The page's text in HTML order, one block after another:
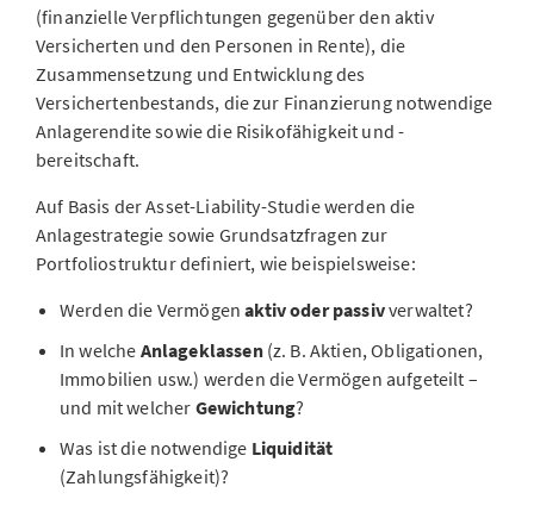
(finanzielle Verpflichtungen gegenüber den aktiv
Versicherten und den Personen in Rente), die
Zusammensetzung und Entwicklung des
Versichertenbestands, die zur Finanzierung notwendige
Anlagerendite sowie die Risikofähigkeit und -
bereitschaft.
Auf Basis der Asset-Liability-Studie werden die
Anlagestrategie sowie Grundsatzfragen zur
Portfoliostruktur definiert, wie beispielsweise:
Werden die Vermögen aktiv oder passivverwaltet?
In welche Anlageklassen (z. B. Aktien, Obligationen,
Immobilien usw.) werden die Vermögen aufgeteilt –
und mit welcher Gewichtung?
Was ist die notwendige Liquidität
(Zahlungsfähigkeit)?